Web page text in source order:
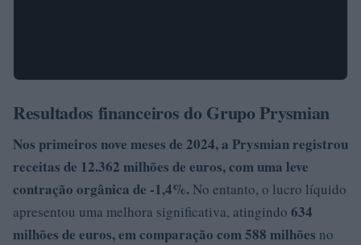
Resultados financeiros do Grupo Prysmian
Nos primeiros nove meses de 2024, a Prysmian registrou
receitas de 12.362 milhões de euros, com uma leve
contração orgânica de -1,4%. No entanto, o lucro líquido
apresentou uma melhora significativa, atingindo 634
milhões de euros, em comparação com588 milhões no